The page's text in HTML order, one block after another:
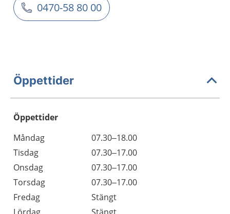
0470-58 80 00
Öppettider
Öppettider
Dag
Öppettider
Kommentarer
Måndag
07.30–18.00
Tisdag
07.30–17.00
Onsdag
07.30–17.00
Torsdag
07.30–17.00
Fredag
Stängt